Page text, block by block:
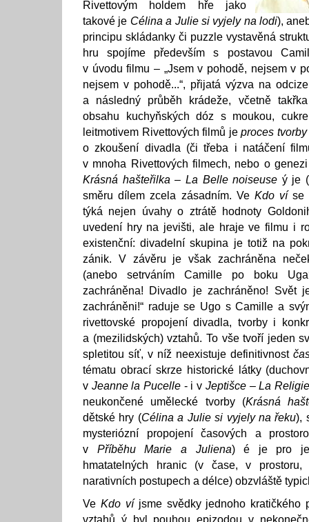
Rivettovým holdem hře jako
takové je Célina a Julie si vyjely na lodi),
principu skládanky či puzzle vystavěná
hru spojíme především s postavou
v úvodu filmu – „Jsem v pohodě, nejsem v
nejsem v pohodě...“, přijatá výzva na
a následný průběh krádeže, včetně takřka
obsahu kuchyňských dóz s moukou,
leitmotivem Rivettových filmů jeproces
o zkoušení divadla (či třeba i natáčení
v mnoha Rivettových filmech, nebo o
Krásná hašteřilka – La Belle noiseuse ý je
směru dílem zcela zásadním. Ve Kdo víse
týká nejen úvahy o ztrátě hodnoty
uvedení hry na jevišti, ale hraje ve filmu i
existenční: divadelní skupina je totiž na
zánik. V závěru je však zachráněna
(anebo setrváním Camille po boku
zachráněna! Divadlo je zachráněno! Svět
zachráněni!“ raduje se Ugo s Camille a
rivettovské propojení divadla, tvorby i
a (mezilidských) vztahů. To vše tvoří jeden
spletitou síť, v níž neexistuje definitivnost
tématu obrací skrze historické látky
v Jeanne la Pucelle - i v Jeptišce – La
neukončené umělecké tvorby (Krásná
dětské hry (Célina a Julie si vyjely na řeku),
mysteriózní propojení časových a
v Příběhu Marie a Juliena) é je pro
hmatatelných hranic (v čase, v
narativních postupech a délce) obzvláště
Ve Kdo víjsme svědky jednoho kratičkého
vztahů ý byl pouhou epizodou v